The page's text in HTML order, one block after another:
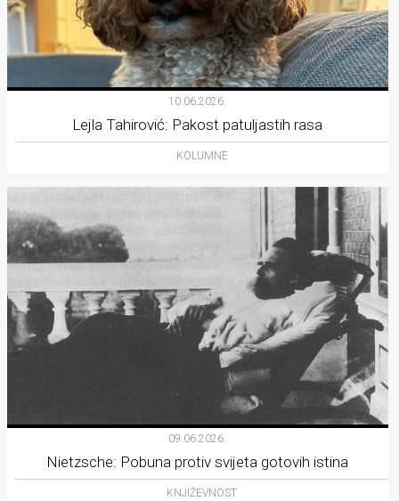
10.06.2026.
Lejla Tahirović: Pakost patuljastih rasa
KOLUMNE
09.06.2026.
Nietzsche: Pobuna protiv svijeta gotovih istina
KNJIŽEVNOST